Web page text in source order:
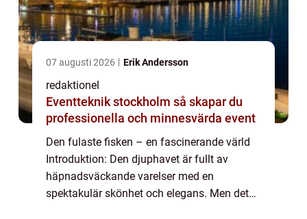
07 augusti 2026 Erik Andersson
redaktionel
Eventteknik stockholm så skapar du
professionella och minnesvärda event
Den fulaste fisken – en fascinerande värld
Introduktion: Den djuphavet är fullt av
häpnadsväckande varelser med en
spektakulär skönhet och elegans. Men det